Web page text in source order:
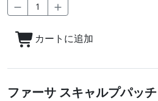
カートに追加
ファーサ スキャルプパッ